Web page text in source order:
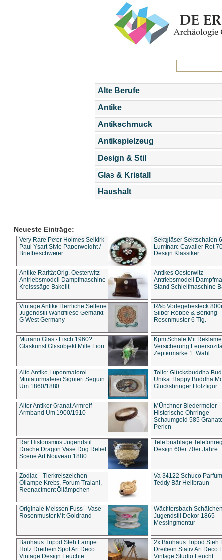
Alte Berufe
Antike
Antikschmuck
Antikspielzeug
Design & Stil
Glas & Kristall
Haushalt
Neueste Einträge:
Very Rare Peter Holmes Selkirk
Paul Ysart Style Paperweight /
Briefbeschwerer
Sektgläser Sektschalen
Luminarc Cavalier Rot
Design Klassiker
Antike Rarität Orig. Oesterwitz
Antriebsmodell Dampfmaschine
Kreisssäge Bakelit
Antikes Oesterwitz
Antriebsmodell
Stand Schleifmaschine
Vintage Antike Herrliche Seltene
Jugendstil Wandfliese Gemarkt
G West Germany
R&b Vorlegebesteck
Silber Robbe & Berking
Rosenmuster 6 Tlg.
Murano Glas - Fisch 1960?
Glaskunst Glasobjekt Mille Fiori
Kpm Schale Mit Reklame
Versicherung
Zeptermarke 1. Wahl
Alte Antike Lupenmalerei
Miniaturmalerei Signiert Seguin
Um 1860/1880
Toller Glücksbuddha
Unikat Happy Buddha
Glücksbringer Holzfigur
Alter Antiker Granat Armreif
Armband Um 1900/1910
MÜnchner Biedermeier
Historische Ohrringe
Schaumgold 585
Perlen
Rar Historismus Jugendstil
Drache Dragon Vase Dog Relief
Scene Art Nouveau 1880
Telefonablage
Design 60er 70er Jahre
Zodiac - Tierkreiszeichen
Öllampe Krebs, Forum Traiani,
Reenactment Öllämpchen
Va 34122 Schuco
Teddy Bär Hellbraun
Originale Meissen Fuss - Vase
Rosenmuster Mit Goldrand
Wächtersbach Schälchen
Jugendstil Dekor 1865
Messingmontur
Bauhaus Tripod Steh Lampe
Holz Dreibein Spot Art Deco
Vintage Design Leuchte
2x Bauhaus Tripod Steh
Dreibein Stativ Art Deco
Vintage Studio Leucht